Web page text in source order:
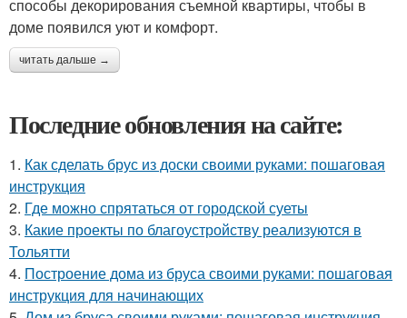
способы декорирования съемной квартиры, чтобы в
доме появился уют и комфорт.
читать дальше →
Последние обновления на сайте:
1. Как сделать брус из доски своими руками: пошаговая
инструкция
2. Где можно спрятаться от городской суеты
3. Какие проекты по благоустройству реализуются в
Тольятти
4. Построение дома из бруса своими руками: пошаговая
инструкция для начинающих